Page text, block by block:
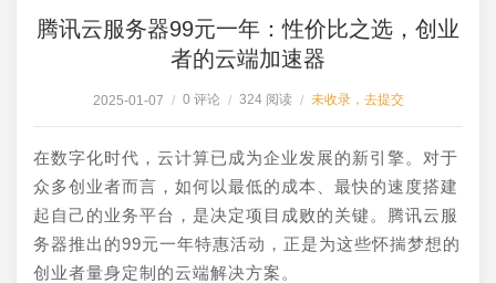
腾讯云服务器99元一年：性价比之选，创业
者的云端加速器
2025-01-07 / 0 评论 / 324 阅读 / 未收录，去提交
在数字化时代，云计算已成为企业发展的新引擎。对于
众多创业者而言，如何以最低的成本、最快的速度搭建
起自己的业务平台，是决定项目成败的关键。腾讯云服
务器推出的99元一年特惠活动，正是为这些怀揣梦想的
创业者量身定制的云端解决方案。